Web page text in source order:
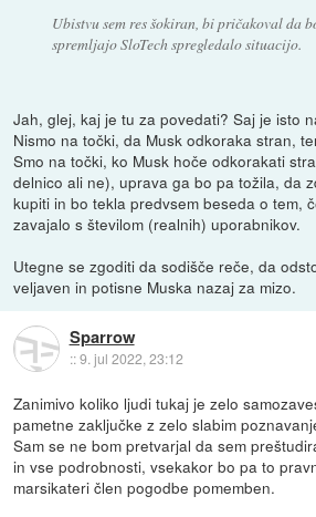
Ubistvu sem res šokiran, bi pričakoval da
spremljajo SloTech spregledalo situacijo.
Jah, glej, kaj je tu za povedati? Saj je isto
Nismo na točki, da Musk odkoraka stran,
Smo na točki, ko Musk hoče odkorakati
delnico ali ne), uprava ga bo pa tožila, da
kupiti in bo tekla predvsem beseda o tem,
zavajalo s številom (realnih) uporabnikov.
Utegne se zgoditi da sodišče reče, da
veljaven in potisne Muska nazaj za mizo.
Sparrow
::9. jul 2022, 23:12
Zanimivo koliko ljudi tukaj je zelo
pametne zaključke z zelo slabim
Sam se ne bom pretvarjal da sem
in vse podrobnosti, vsekakor bo pa to
marsikateri člen pogodbe pomemben.